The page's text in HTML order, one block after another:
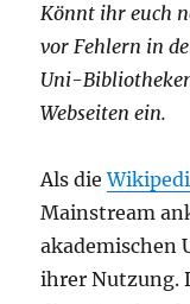
Könnt ihr euch
vor Fehlern in
Uni-
Webseiten ein.
Als die
Mainstream
akademischen
ihrer Nutzung.